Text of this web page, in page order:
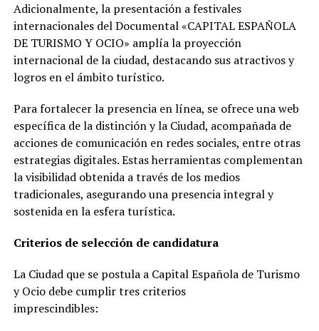
Adicionalmente, la presentación a festivales
internacionales del Documental «CAPITAL ESPAÑOLA
DE TURISMO Y OCIO» amplía la proyección
internacional de la ciudad, destacando sus atractivos y
logros en el ámbito turístico.
Para fortalecer la presencia en línea, se ofrece una web
específica de la distinción y la Ciudad, acompañada de
acciones de comunicación en redes sociales, entre otras
estrategias digitales. Estas herramientas complementan
la visibilidad obtenida a través de los medios
tradicionales, asegurando una presencia integral y
sostenida en la esfera turística.
Criterios de selección de candidatura
La Ciudad que se postula a Capital Española de Turismo
y Ocio debe cumplir tres criterios
imprescindibles: